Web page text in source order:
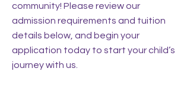
community! Please review our
admission requirements and tuition
details below, and begin your
application today to start your child’s
journey with us.